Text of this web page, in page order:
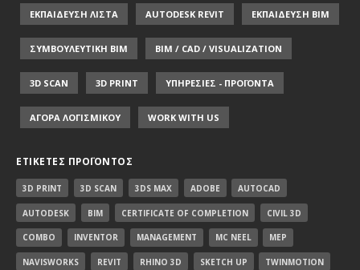
ΕΚΠΑΙΔΕΥΣΗ ΛΙΣΤΑ AUTODESK REVIT ΕΚΠΑΙΔΕΥΣΗ ΒΙΜ
ΣΥΜΒΟΥΛΕΥΤΙΚΗ ΒΙΜ BIM / CAD / VISUALIZATION
3D SCAN 3D PRINT ΥΠΗΡΕΣΙΕΣ - ΠΡΟΪΟΝΤΑ
ΑΓΟΡΑ ΛΟΓΙΣΜΙΚΟΥ WORK WITH US
ΕΤΙΚΈΤΕΣ ΠΡΟΪΌΝΤΟΣ
3D PRINT 3D SCAN 3DS MAX ADOBE AUTOCAD
AUTODESK BIM CERTIFICATE OF COMPLETION CIVIL 3D
COMBO INVENTOR MANAGEMENT MC NEEL MEP
NAVISWORKS REVIT RHINO 3D SKETCH UP TWINMOTION